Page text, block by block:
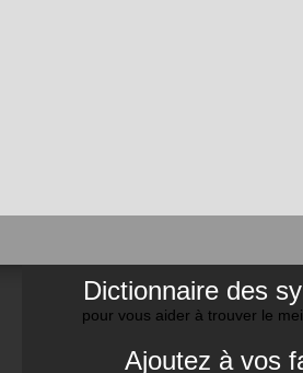
Dictionnaire des
pour vous aider à trouver le
Ajoutez à vos